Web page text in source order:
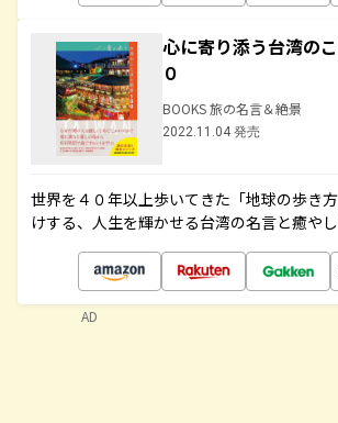
心に寄り添う台湾の
０
BOOKS 旅の名言＆絶景
2022.11.04 発売
世界を４０年以上歩いてきた「地球の歩き
けする、人生を輝かせる台湾の名言と癒や
AD